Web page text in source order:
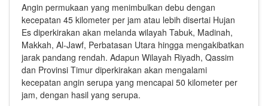
Angin permukaan yang menimbulkan debu dengan
kecepatan 45 kilometer per jam atau lebih disertai Hujan
Es diperkirakan akan melanda wilayah Tabuk, Madinah,
Makkah, Al-Jawf, Perbatasan Utara hingga mengakibatkan
jarak pandang rendah. Adapun Wilayah Riyadh, Qassim
dan Provinsi Timur diperkirakan akan mengalami
kecepatan angin serupa yang mencapai 50 kilometer per
jam, dengan hasil yang serupa.